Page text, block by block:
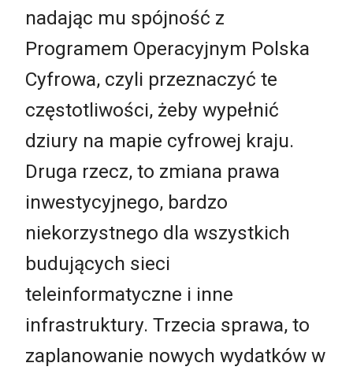
nadając mu spójność z
Programem Operacyjnym Polska
Cyfrowa, czyli przeznaczyć te
częstotliwości, żeby wypełnić
dziury na mapie cyfrowej kraju.
Druga rzecz, to zmiana prawa
inwestycyjnego, bardzo
niekorzystnego dla wszystkich
budujących sieci
teleinformatyczne i inne
infrastruktury. Trzecia sprawa, to
zaplanowanie nowych wydatków w